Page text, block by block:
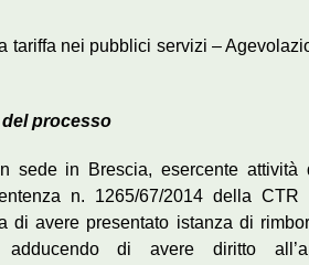
tariffa nei pubblici servizi –
processo
sede in Brescia, esercente attività
n. 1265/67/2014 della CTR
di avere presentato istanza di
di avere diritto